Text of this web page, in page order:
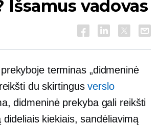
Išsamus vadovas
terminas „didmeninė
du skirtingusverslo
didmeninė prekyba gali reikšti
dideliais kiekiais, sandėliavimą